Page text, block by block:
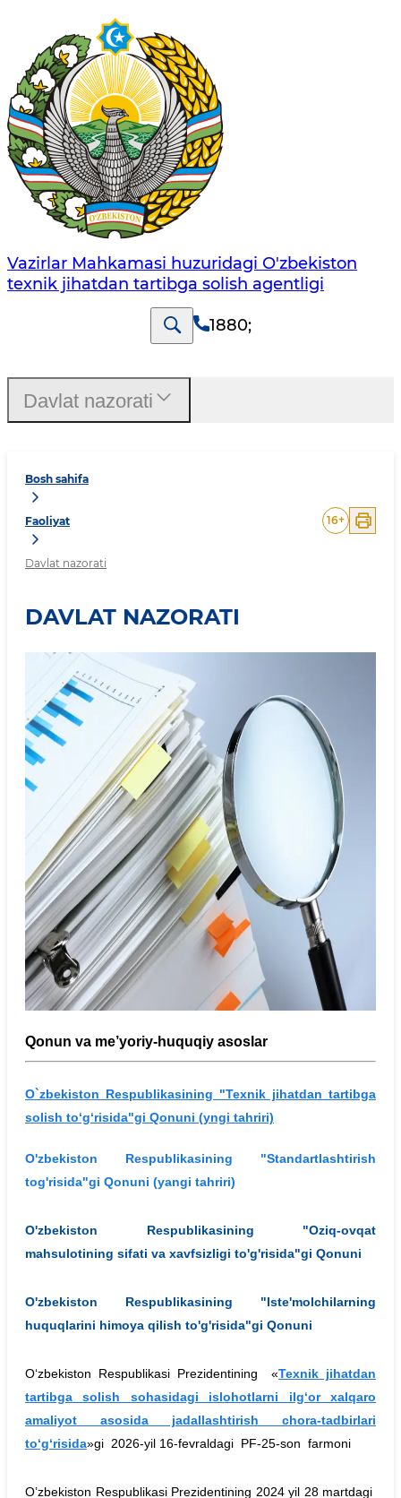
Vazirlar Mahkamasi huzuridagi O'zbekiston
texnik jihatdan tartibga solish agentligi
1880;
Bosh sahifa
Faoliyat
Davlat nazorati
16+
DAVLAT NAZORATI
Qonun va me’yoriy-huquqiy asoslar
O`zbekiston Respublikasining "Texnik jihatdan tartibga
solish to‘g‘risida"gi Qonuni (yngi tahriri)
O'zbekiston Respublikasining "Standartlashtirish
tog'risida"gi Qonuni (yangi tahriri)
O'zbekiston Respublikasining "Oziq-ovqat
mahsulotining sifati va xavfsizligi to'g'risida"gi Qonuni
O'zbekiston Respublikasining "Iste'molchilarning
huquqlarini himoya qilish to'g'risida"gi Qonuni
Oʻzbekiston Respublikasi Prezidentining «Texnik jihatdan
tartibga solish sohasidagi islohotlarni ilgʻor xalqaro
amaliyot asosida jadallashtirish chora-tadbirlari
toʻgʻrisida»gi 2026-yil 16-fevraldagi PF-25-son farmoni
O’zbekiston Respublikasi Prezidentining 2024 yil 28 martdagi
Davlat nazorati